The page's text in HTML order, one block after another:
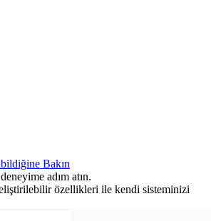
Bakın
adım atın.
özellikleri ile kendi sisteminizi